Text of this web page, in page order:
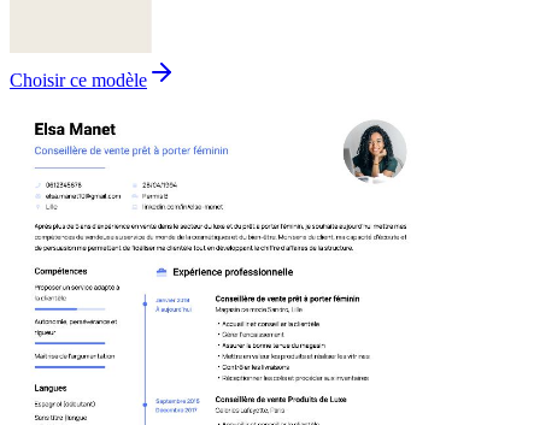
Choisir ce modèle